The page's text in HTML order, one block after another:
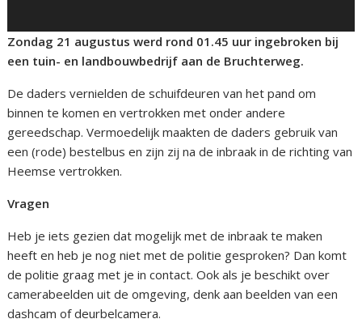
Zondag 21 augustus werd rond 01.45 uur ingebroken bij
een tuin- en landbouwbedrijf aan de Bruchterweg.
De daders vernielden de schuifdeuren van het pand om
binnen te komen en vertrokken met onder andere
gereedschap. Vermoedelijk maakten de daders gebruik van
een (rode) bestelbus en zijn zij na de inbraak in de richting van
Heemse vertrokken.
Vragen
Heb je iets gezien dat mogelijk met de inbraak te maken
heeft en heb je nog niet met de politie gesproken? Dan komt
de politie graag met je in contact. Ook als je beschikt over
camerabeelden uit de omgeving, denk aan beelden van een
dashcam of deurbelcamera.